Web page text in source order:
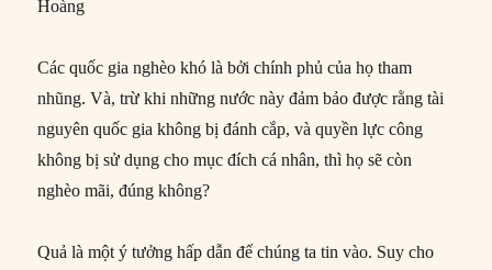
Hoàng
Các quốc gia nghèo khó là bởi chính phủ của họ tham
nhũng. Và, trừ khi những nước này đảm bảo được rằng tài
nguyên quốc gia không bị đánh cắp, và quyền lực công
không bị sử dụng cho mục đích cá nhân, thì họ sẽ còn
nghèo mãi, đúng không?
Quả là một ý tưởng hấp dẫn để chúng ta tin vào. Suy cho